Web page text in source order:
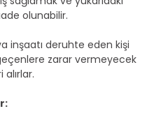
olunabilir.
inşaatı deruhte eden kişi
zarar vermeyecek